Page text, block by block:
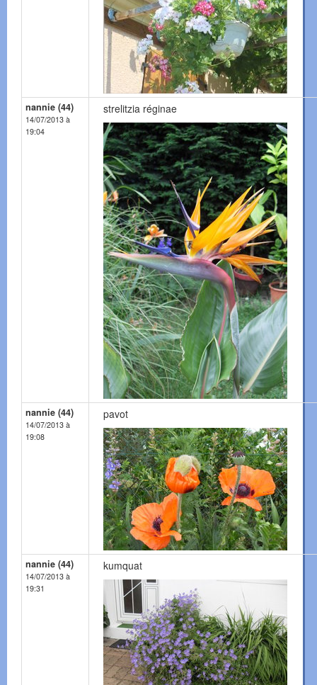
nannie (44)
14/07/2013 à
19:04
strelitzia réginae
nannie (44)
14/07/2013 à
19:08
pavot
nannie (44)
14/07/2013 à
19:31
kumquat